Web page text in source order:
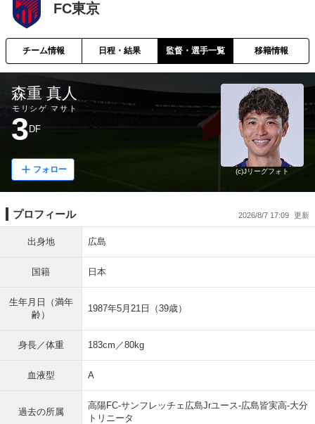
FC東京
チーム情報 日程・結果 監督・選手一覧 移籍情報
森重 真人
モリシゲ マサト
3 DF
フォロー (c)Jリーグフォト
プロフィール 2026/8/7 17:09
出身地 広島
国籍 日本
生年月日（満年
齢）
1987年5月21日（39歳）
身長／体重 183cm／80kg
血液型 A
過去の所属
高陽FC-サンフレッチェ広島Jrユース-広島皆実高-大分
トリニータ